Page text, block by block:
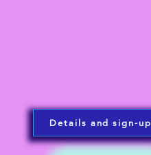
Details and sign-up